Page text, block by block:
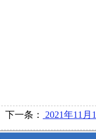
下一条： 2021年11月19日